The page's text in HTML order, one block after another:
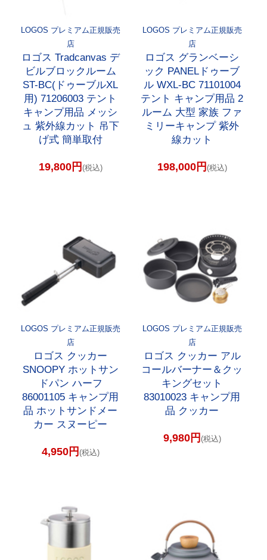
LOGOS プレミアム正規販売
店
ロゴス Tradcanvas デ
ビルブロックルーム
ST-BC(ドゥーブルXL
用) 71206003 テント
キャンプ用品 メッシ
ュ 紫外線カット 吊下
げ式 簡単取付
19,800円 (税込)
LOGOS プレミアム正規販売
店
ロゴス グランベーシ
ック PANELドゥーブ
ル WXL-BC 71101004
テント キャンプ用品 2
ルーム 大型 家族 ファ
ミリーキャンプ 紫外
線カット
198,000円 (税込)
LOGOS プレミアム正規販売
店
ロゴス クッカー
SNOOPY ホットサン
ドパン ハーフ
86001105 キャンプ用
品 ホットサンドメー
カー スヌーピー
4,950円 (税込)
LOGOS プレミアム正規販売
店
ロゴス クッカー アル
コールバーナー＆クッ
キングセット
83010023 キャンプ用
品 クッカー
9,980円 (税込)